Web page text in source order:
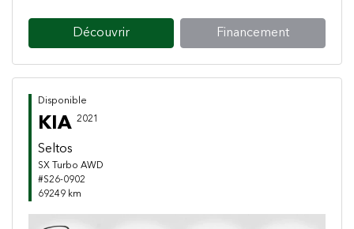
Découvrir Financement
Disponible
KIA 2021
Seltos
SX Turbo AWD
#S26-0902
69249 km